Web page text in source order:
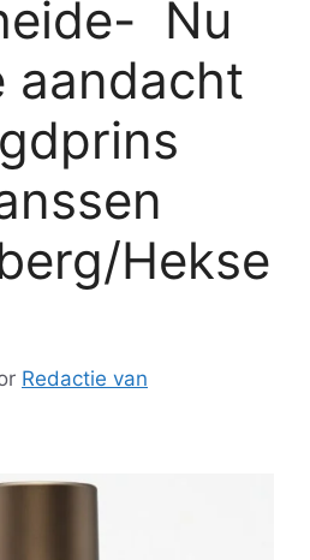
Nu
aandacht
Hekse
Redactie van